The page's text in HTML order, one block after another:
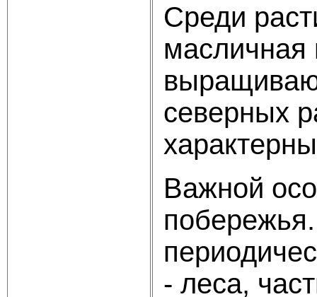
Среди
масличная
северных
Важной
- леса,